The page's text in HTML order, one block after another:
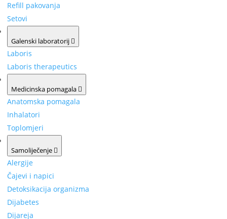
Refill pakovanja
Setovi
Galenski laboratorij
Laboris
Laboris therapeutics
Medicinska pomagala
Anatomska pomagala
Inhalatori
Toplomjeri
Samoliječenje
Alergije
Čajevi i napici
Detoksikacija organizma
Dijabetes
Dijareja